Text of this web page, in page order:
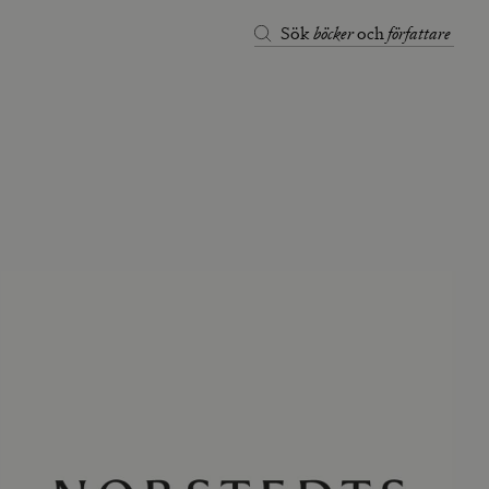
Sökböckerochförfattare